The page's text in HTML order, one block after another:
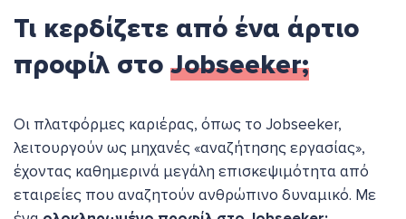
Τι κερδίζετε από ένα άρτιο
προφίλ στο Jobseeker;
Οι πλατφόρμες καριέρας, όπως το Jobseeker,
λειτουργούν ως μηχανές «αναζήτησης εργασίας»,
έχοντας καθημερινά μεγάλη επισκεψιμότητα από
εταιρείες που αναζητούν ανθρώπινο δυναμικό. Με